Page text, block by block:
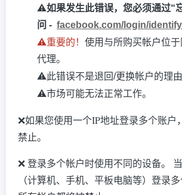
⚠️如果发生此错误，您必须通过“
问 - facebook.com/login/identify
⚠️重要的！ 使用与所购买帐户位
代理。
⚠️此错误不是退回/更换帐户的理由
⚠️市场可能无法正常工作。
❌如果您使用一个IP地址登录多个账户
禁止。
❌ 登录多个帐户时使用不同的设备。
（计算机、手机、平板电脑等）登录